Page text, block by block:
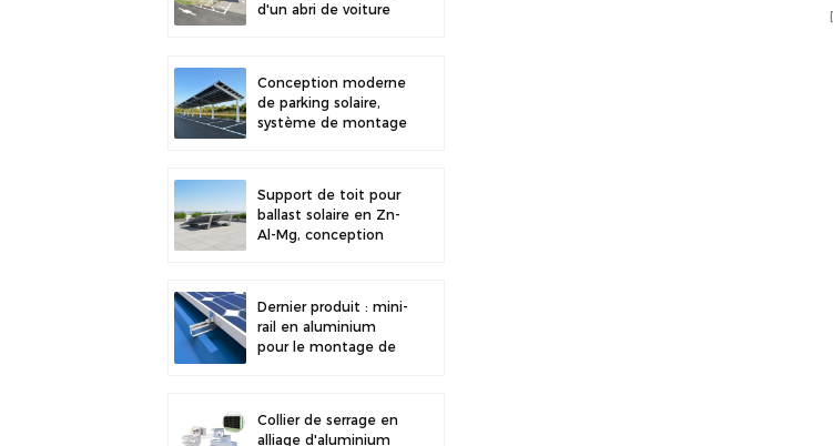
d'un abri de voiture
accrue
Conception moderne
de parking solaire,
système de montage
résistance
Support de toit pour
ballast solaire en Zn-
Al-Mg, conception
Dernier produit : mini-
rail en aluminium
pour le montage de
Collier de serrage en
alliage d'aluminium